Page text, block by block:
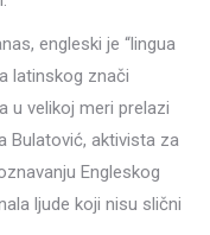
engleski je “lingua
latinskog znači
u velikoj meri prelazi
Bulatović, aktivista za
Engleskog
ljude koji nisu slični